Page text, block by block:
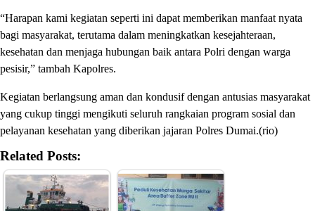
“Harapan kami kegiatan seperti ini dapat memberikan manfaat nyata
bagi masyarakat, terutama dalam meningkatkan kesejahteraan,
kesehatan dan menjaga hubungan baik antara Polri dengan warga
pesisir,” tambah Kapolres.
Kegiatan berlangsung aman dan kondusif dengan antusias masyarakat
yang cukup tinggi mengikuti seluruh rangkaian program sosial dan
pelayanan kesehatan yang diberikan jajaran Polres Dumai.(rio)
Related Posts: